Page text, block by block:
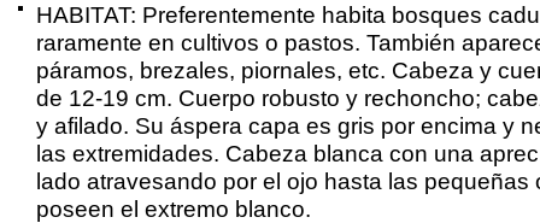
HABITAT: Preferentemente habita bosques
raramente en cultivos o pastos. También
páramos, brezales, piornales, etc. Cabeza y
de 12-19 cm. Cuerpo robusto y rechoncho;
y afilado. Su áspera capa es gris por encima y
las extremidades. Cabeza blanca con una
lado atravesando por el ojo hasta las pequeñas
poseen el extremo blanco.